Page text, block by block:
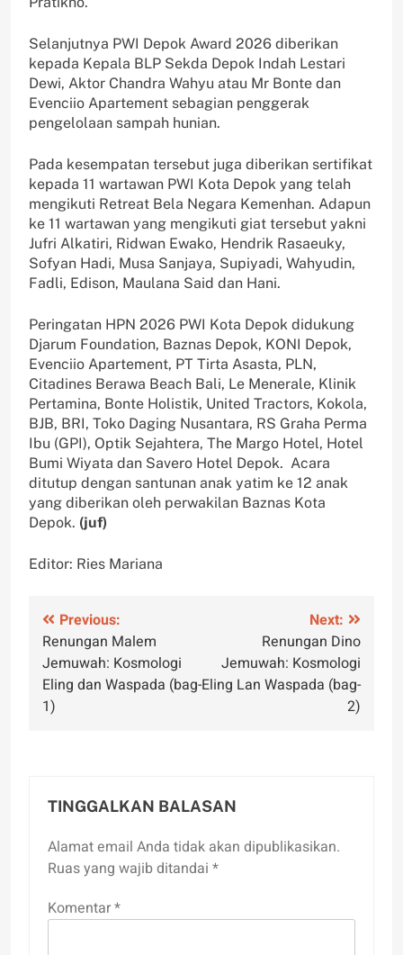
Selanjutnya PWI Depok Award 2026 diberikan
kepada Kepala BLP Sekda Depok Indah Lestari
Dewi, Aktor Chandra Wahyu atau Mr Bonte dan
Evenciio Apartement sebagian penggerak
pengelolaan sampah hunian.
Pada kesempatan tersebut juga diberikan sertifikat
kepada 11 wartawan PWI Kota Depok yang telah
mengikuti Retreat Bela Negara Kemenhan. Adapun
ke 11 wartawan yang mengikuti giat tersebut yakni
Jufri Alkatiri, Ridwan Ewako, Hendrik Rasaeuky,
Sofyan Hadi, Musa Sanjaya, Supiyadi, Wahyudin,
Fadli, Edison, Maulana Said dan Hani.
Peringatan HPN 2026 PWI Kota Depok didukung
Djarum Foundation, Baznas Depok, KONI Depok,
Evenciio Apartement, PT Tirta Asasta, PLN,
Citadines Berawa Beach Bali, Le Menerale, Klinik
Pertamina, Bonte Holistik, United Tractors, Kokola,
BJB, BRI, Toko Daging Nusantara, RS Graha Perma
Ibu (GPI), Optik Sejahtera, The Margo Hotel, Hotel
Bumi Wiyata dan Savero Hotel Depok. Acara
ditutup dengan santunan anak yatim ke 12 anak
yang diberikan oleh perwakilan Baznas Kota
Depok. (juf)
Editor: Ries Mariana
Navigasi
pos
Previous:
Renungan Malem
Jemuwah: Kosmologi
Eling dan Waspada (bag-
1)
Next:
Renungan Dino
Jemuwah: Kosmologi
Eling Lan Waspada (bag-
2)
TINGGALKAN BALASAN
Alamat email Anda tidak akan dipublikasikan.
Ruas yang wajib ditandai *
Komentar*